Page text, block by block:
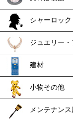
シャーロッ
ジュエリー
建材
小物その他
メンテナン